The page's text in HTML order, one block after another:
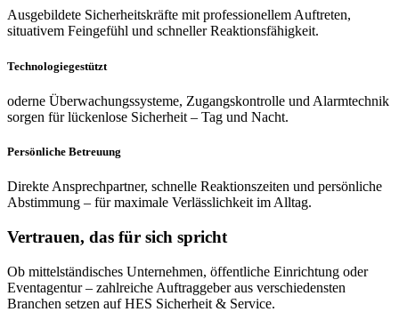
Ausgebildete Sicherheitskräfte mit professionellem Auftreten,
situativem Feingefühl und schneller Reaktionsfähigkeit.
Technologiegestützt
oderne Überwachungssysteme, Zugangskontrolle und Alarmtechnik
sorgen für lückenlose Sicherheit – Tag und Nacht.
Persönliche Betreuung
Direkte Ansprechpartner, schnelle Reaktionszeiten und persönliche
Abstimmung – für maximale Verlässlichkeit im Alltag.
Vertrauen, das für sich spricht
Ob mittelständisches Unternehmen, öffentliche Einrichtung oder
Eventagentur – zahlreiche Auftraggeber aus verschiedensten
Branchen setzen auf HES Sicherheit & Service.